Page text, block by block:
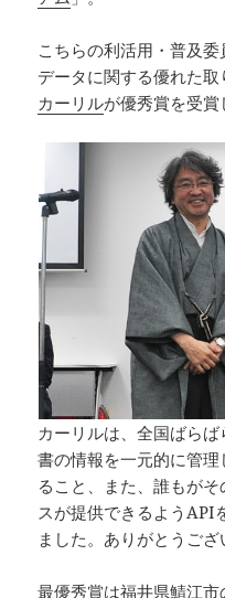
こちらの利活用・普及
データに関する優れた取
カーリルが優秀賞を受賞
カーリルは、全国ばら
書の情報を一元的に管
ること、また、誰もが
スが提供できるようAPI
ました。ありがとうござ
最優秀賞は福井県鯖江市